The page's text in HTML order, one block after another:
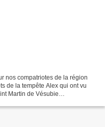
nos compatriotes de la région
de la tempête Alex qui ont vu
Martin de Vésubie